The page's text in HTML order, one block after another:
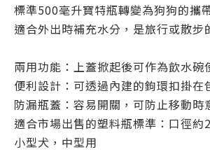
標準500毫升寶特瓶轉變為狗狗的攜
適合外出時補充水分，是旅行或散步
兩用功能：上蓋掀起後可作為飲水碗
便利設計：可透過內建的鉤環扣掛在
防漏瓶蓋：容易開關，可防止移動時
適合市場出售的塑料瓶標準：口徑
小型犬，中型用